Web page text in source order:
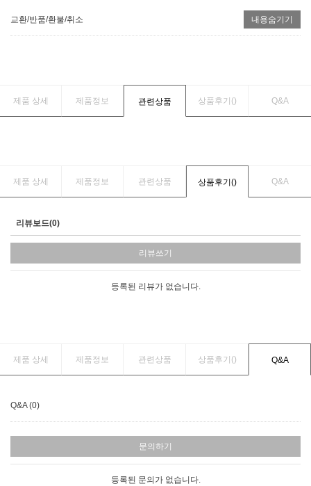
교환/반품/환불/취소 내용숨기기
제품 상세 제품정보 관련상품 상품후기() Q&A
제품 상세 제품정보 관련상품 상품후기() Q&A
리뷰보드(0)
리뷰쓰기
등록된 리뷰가 없습니다.
제품 상세 제품정보 관련상품 상품후기() Q&A
Q&A (0)
문의하기
등록된 문의가 없습니다.